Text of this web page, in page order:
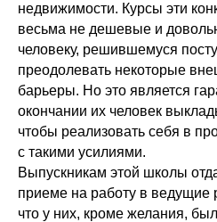
недвижимости. Курсы эти
весьма не дешевые и
человеку, решившемуся
преодолевать некоторые
барьеры. Но это является
окончании их человек
чтобы реализовать себя в
с такими усилиями.
Выпускникам этой школы
приеме на работу в ведущие
что у них, кроме желания,